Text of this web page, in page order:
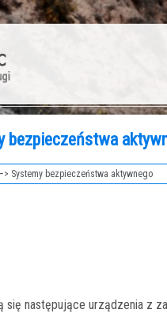
bezpieczeństwa
–> Systemy bezpieczeństwa aktywnego
się następujące urządzenia z